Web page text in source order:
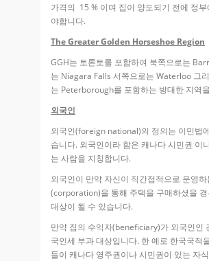
가격의 15 % 이며 집이 양도되기 전에 정부
야합니다.
The Greater Golden Horseshoe Region
GGH는 토론토를 포함하여 북쪽으로는
는 Niagara Falls 서쪽으로는 Waterloo 그
는 Peterborough를 포함하는 방대한 지역
외국인
외국인(foreign national)의 정의는 이민법
습니다. 외국인이라 함은 캐나다 시민권 이
는 사람을 지칭합니다.
외국인이 만약 자신이 직간접적으로 운영하
(corporation)을 통해 주택을 구매하셨을
대상이 될 수 있습니다.
만약 집의 수익자(beneficiary)가 외국인인
국인세 부과 대상입니다. 한 예로 한국국적
들이 캐나다 영주권이나 시민권이 있는 자